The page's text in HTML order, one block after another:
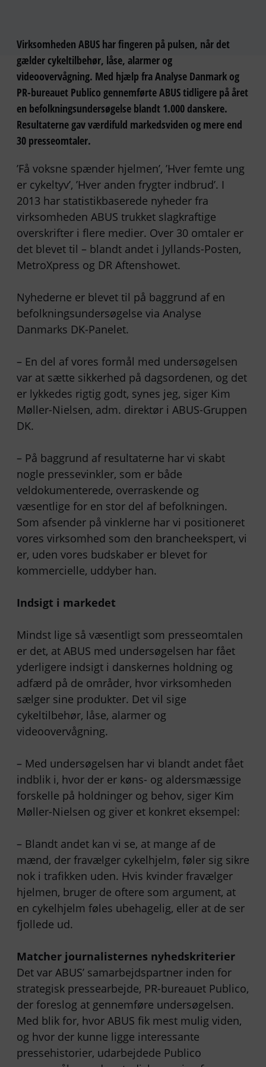
Virksomheden ABUS har fingeren på pulsen, når det
gælder cykeltilbehør, låse, alarmer og
videoovervågning. Med hjælp fra Analyse Danmark og
PR-bureauet Publico gennemførte ABUS tidligere på året
en befolkningsundersøgelse blandt 1.000 danskere.
Resultaterne gav værdifuld markedsviden og mere end
30 presseomtaler.
’Få voksne spænder hjelmen’, ’Hver femte ung
er cykeltyv’, ’Hver anden frygter indbrud’. I
2013 har statistikbaserede nyheder fra
virksomheden ABUS trukket slagkraftige
overskrifter i flere medier. Over 30 omtaler er
det blevet til – blandt andet i Jyllands-Posten,
MetroXpress og DR Aftenshowet.
Nyhederne er blevet til på baggrund af en
befolkningsundersøgelse via Analyse
Danmarks DK-Panelet.
– En del af vores formål med undersøgelsen
var at sætte sikkerhed på dagsordenen, og det
er lykkedes rigtig godt, synes jeg, siger Kim
Møller-Nielsen, adm. direktør i ABUS-Gruppen
DK.
– På baggrund af resultaterne har vi skabt
nogle pressevinkler, som er både
veldokumenterede, overraskende og
væsentlige for en stor del af befolkningen.
Som afsender på vinklerne har vi positioneret
vores virksomhed som den brancheekspert, vi
er, uden vores budskaber er blevet for
kommercielle, uddyber han.
Indsigt i markedet
Mindst lige så væsentligt som presseomtalen
er det, at ABUS med undersøgelsen har fået
yderligere indsigt i danskernes holdning og
adfærd på de områder, hvor virksomheden
sælger sine produkter. Det vil sige
cykeltilbehør, låse, alarmer og
videoovervågning.
– Med undersøgelsen har vi blandt andet fået
indblik i, hvor der er køns- og aldersmæssige
forskelle på holdninger og behov, siger Kim
Møller-Nielsen og giver et konkret eksempel:
– Blandt andet kan vi se, at mange af de
mænd, der fravælger cykelhjelm, føler sig sikre
nok i trafikken uden. Hvis kvinder fravælger
hjelmen, bruger de oftere som argument, at
en cykelhjelm føles ubehagelig, eller at de ser
fjollede ud.
Matcher journalisternes nyhedskriterier
Det var ABUS’ samarbejdspartner inden for
strategisk pressearbejde, PR-bureauet Publico,
der foreslog at gennemføre undersøgelsen.
Med blik for, hvor ABUS fik mest mulig viden,
og hvor der kunne ligge interessante
pressehistorier, udarbejdede Publico